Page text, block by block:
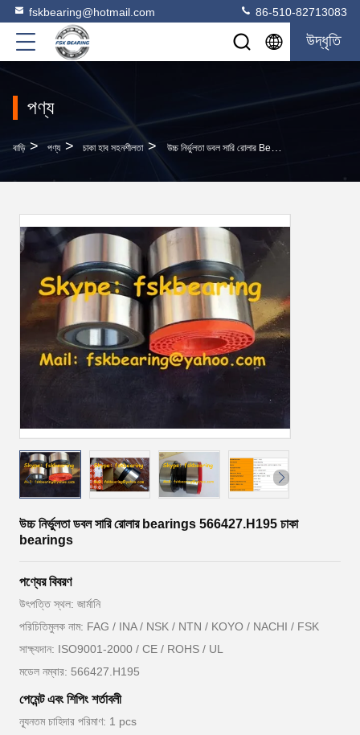
fskbearing@hotmail.com 86-510-82713083
উদ্ধৃতি
পণ্য
বাড়ি > পণ্য > চাকা হাব সহনশীলতা > উচ্চ নির্ভুলতা ডবল সারি রোলার Bearings 566427.H195 চাকা Bearings
উচ্চ নির্ভুলতা ডবল সারি রোলার bearings 566427.H195 চাকা
bearings
পণ্যের বিবরণ
উৎপত্তি স্থল: জার্মানি
পরিচিতিমুলক নাম: FAG / INA / NSK / NTN / KOYO / NACHI / FSK
সাক্ষ্যদান: ISO9001-2000 / CE / ROHS / UL
মডেল নম্বার: 566427.H195
পেমেন্ট এবং শিপিং শর্তাবলী
ন্যূনতম চাহিদার পরিমাণ: 1 pcs